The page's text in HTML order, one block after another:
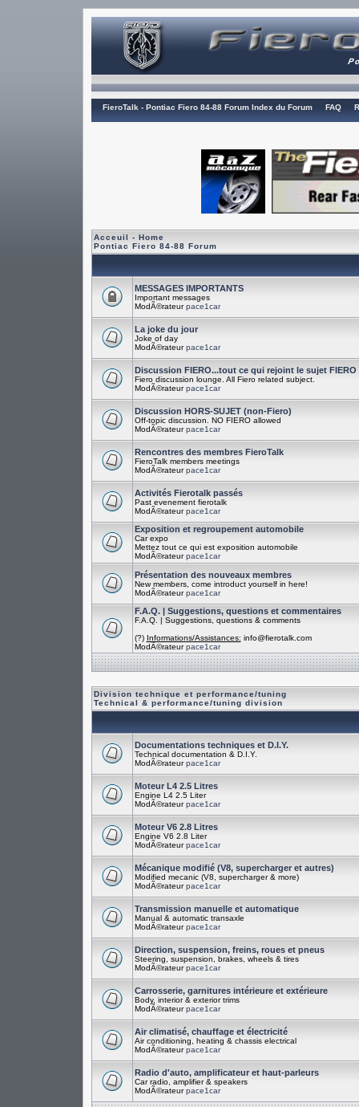
FieroTalk - Pontiac Fiero 84-88 Forum Index du Forum FAQ
Acceuil - Home
Pontiac Fiero 84-88 Forum
MESSAGES IMPORTANTS
Important messages
ModÃ©rateurpace1car
La joke du jour
Joke of day
ModÃ©rateurpace1car
Discussion FIERO...tout ce qui rejoint le sujet FIERO
Fiero discussion lounge. All Fiero related subject.
ModÃ©rateurpace1car
Discussion HORS-SUJET (non-Fiero)
Off-topic discussion. NO FIERO allowed
ModÃ©rateurpace1car
Rencontres des membres FieroTalk
FieroTalk members meetings
ModÃ©rateurpace1car
Activités Fierotalk passés
Past evenement fierotalk
ModÃ©rateurpace1car
Exposition et regroupement automobile
Car expo
Mettez tout ce qui est exposition automobile
ModÃ©rateurpace1car
Présentation des nouveaux membres
New members, come introduct yourself in here!
ModÃ©rateurpace1car
F.A.Q. | Suggestions, questions et commentaires
F.A.Q. | Suggestions, questions & comments
(?) Informations/Assistances: info@fierotalk.com
ModÃ©rateurpace1car
Division technique et performance/tuning
Technical & performance/tuning division
Documentations techniques et D.I.Y.
Technical documentation & D.I.Y.
ModÃ©rateurpace1car
Moteur L4 2.5 Litres
Engine L4 2.5 Liter
ModÃ©rateurpace1car
Moteur V6 2.8 Litres
Engine V6 2.8 Liter
ModÃ©rateurpace1car
Mécanique modifié (V8, supercharger et autres)
Modified mecanic (V8, supercharger & more)
ModÃ©rateurpace1car
Transmission manuelle et automatique
Manual & automatic transaxle
ModÃ©rateurpace1car
Direction, suspension, freins, roues et pneus
Steering, suspension, brakes, wheels & tires
ModÃ©rateurpace1car
Carrosserie, garnitures intérieure et extérieure
Body, interior & exterior trims
ModÃ©rateurpace1car
Air climatisé, chauffage et électricité
Air conditioning, heating & chassis electrical
ModÃ©rateurpace1car
Radio d'auto, amplificateur et haut-parleurs
Car radio, amplifier & speakers
ModÃ©rateurpace1car